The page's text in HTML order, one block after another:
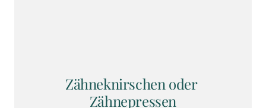
Zähneknirschen oder
Zähnepressen